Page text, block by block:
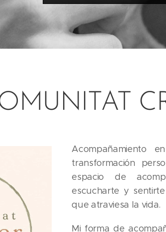
Acompañamiento
transformación
espacio de
escucharte y
que atraviesa la vida.
Mi forma de